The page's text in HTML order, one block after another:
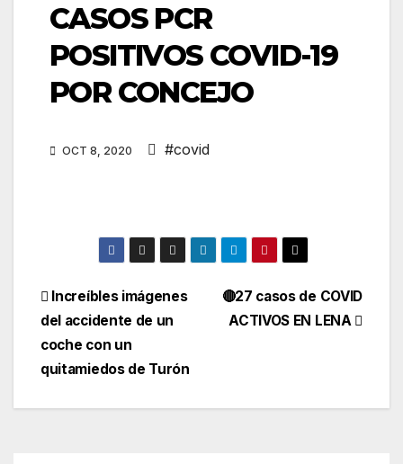
CASOS PCR
POSITIVOS COVID-19
POR CONCEJO
OCT 8, 2020 #covid
Navegación
de
entradas
🔴27 casos de COVID
ACTIVOS EN LENA
Increíbles imágenes
del accidente de un
coche con un
quitamiedos de Turón